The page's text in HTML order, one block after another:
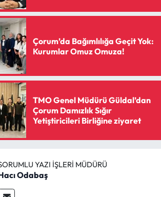
Çorum’da Bağımlılığa Geçit Yok:
Kurumlar Omuz Omuza!
TMO Genel Müdürü Güldal’dan
Çorum Damızlık Sığır
Yetiştiricileri Birliğine ziyaret
YAZI İŞLERI MÜDÜRÜ
Odabaş
Haberleri